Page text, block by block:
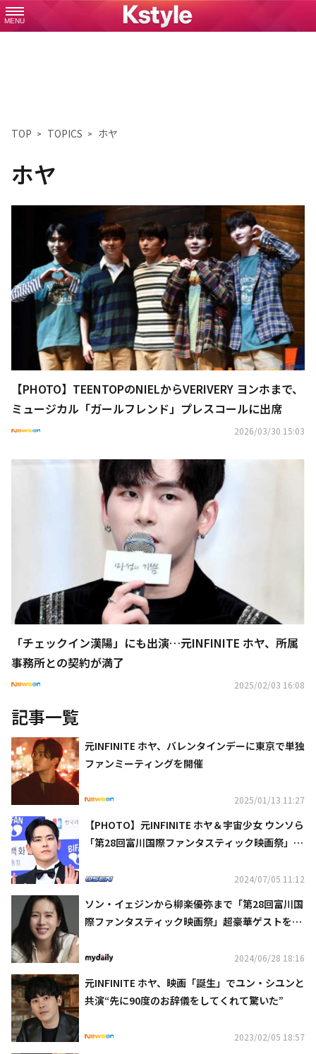
MENU
TOP TOPICS ホヤ
ホヤ
【PHOTO】TEENTOPのNIELからVERIVERY ヨンホまで、
ミュージカル「ガールフレンド」プレスコールに出席
2026/03/30 15:03
「チェックイン漢陽」にも出演…元INFINITE ホヤ、所属
事務所との契約が満了
2025/02/03 16:08
記事一覧
元INFINITE ホヤ、バレンタインデーに東京で単独
ファンミーティングを開催
2025/01/13 11:27
【PHOTO】元INFINITE ホヤ＆宇宙少女 ウンソら
「第28回富川国際ファンタスティック映画祭」の
2024/07/05 11:12
ソン・イェジンから柳楽優弥まで「第28回富川国
際ファンタスティック映画祭」超豪華ゲストを公
2024/06/28 18:16
元INFINITE ホヤ、映画「誕生」でユン・シユンと
共演“先に90度のお辞儀をしてくれて驚いた”
2023/02/05 18:57